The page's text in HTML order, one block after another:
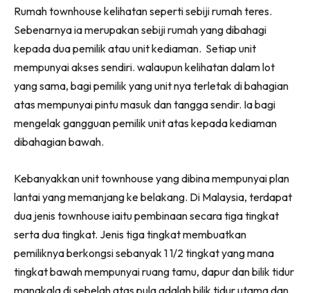
Ilham Impiana Inspirasi Selebriti
Impiana TV
Casa Impiana
Impiana MakeOver
Lahar Dekor
Sembang Dekor
Sembang Laman
Rumah townhouse kelihatan seperti sebiji rumah teres.
Sebenarnya ia merupakan sebiji rumah yang dibahagi
kepada dua pemilik atau unit kediaman. Setiap unit
mempunyai akses sendiri. walaupun kelihatan dalam lot
yang sama, bagi pemilik yang unit nya terletak di bahagian
atas mempunyai pintu masuk dan tangga sendir. Ia bagi
mengelak gangguan pemilik unit atas kepada kediaman
dibahagian bawah.
Kebanyakkan unit townhouse yang dibina mempunyai plan
lantai yang memanjang ke belakang. Di Malaysia, terdapat
dua jenis townhouse iaitu pembinaan secara tiga tingkat
serta dua tingkat. Jenis tiga tingkat membuatkan
pemiliknya berkongsi sebanyak 1 1/2 tingkat yang mana
tingkat bawah mempunyai ruang tamu, dapur dan bilik tidur